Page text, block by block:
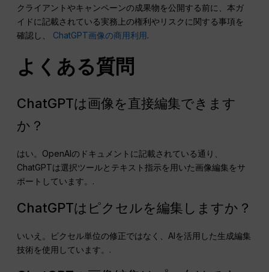
クライアントやキャンペーンの成果物を公開する前に、本ガ
イドに記載されている実務上の権利やリスクに関する事項を
確認し、 ChatGPT画像の商用利用.
よくある質問
ChatGPTは画像を直接編集できます
か？
はい。OpenAIのドキュメントに記載されている通り、
ChatGPTは選択ツールとテキスト指示を用いた画像編集をサ
ポートしています。.
ChatGPTはピクセルを編集しますか？
いいえ。ピクセル単位の修正ではなく、AIを活用した生成編集
技術を使用しています。.